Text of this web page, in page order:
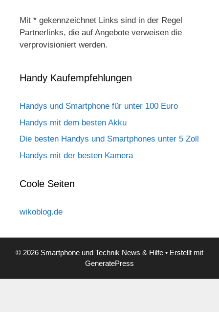
Mit * gekennzeichnet Links sind in der Regel
Partnerlinks, die auf Angebote verweisen die
verprovisioniert werden.
Handy Kaufempfehlungen
Handys und Smartphone für unter 100 Euro
Handys mit dem besten Akku
Die besten Handys und Smartphones unter 5 Zoll
Handys mit der besten Kamera
Coole Seiten
wikoblog.de
© 2026 Smartphone und Technik News & Hilfe • Erstellt mit
GeneratePress